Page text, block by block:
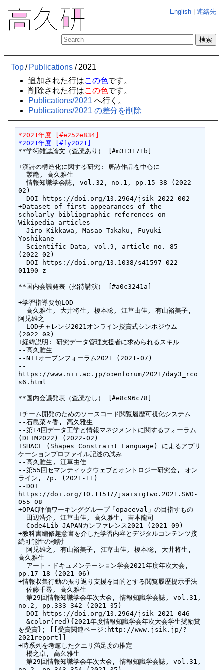
English |連絡先
Top/ Publications / 2021
追加された行はこの色です。
削除された行はこの色です。
Publications/2021 へ行く。
Publications/2021 の差分を削除
*2021年度 [#e252e834]
*2021年度 [#fy2021]
**学術雑誌論文（査読あり） [#m313171b]
+漢詩の構造化に関する研究: 唐詩作品を中心に
--叢艶, 高久雅生
--情報知識学会誌, vol.32, no.1, pp.15-38 (2022-
02)
--DOI https://doi.org/10.2964/jsik_2022_002
+Dataset of first appearances of the
scholarly bibliographic references on
Wikipedia articles
--Jiro Kikkawa, Masao Takaku, Fuyuki
Yoshikane
--Scientific Data, vol.9, article no. 85
(2022-02)
--DOI https://doi.org/10.1038/s41597-022-
01190-z
**国内会議発表（招待講演） [#a0c3241a]
+学習指導要領LOD
--高久雅生, 大井将生, 榎本聡, 江草由佳, 有山裕美子,
阿児雄之
--LODチャレンジ2021オンライン授賞式シンポジウム
(2022-03)
+経緯説明: 研究データ管理支援者に求められるスキル
--高久雅生
--NIIオープンフォーラム2021 (2021-07)
--
https://www.nii.ac.jp/openforum/2021/day3_rco
s6.html
**国内会議発表（査読なし） [#e8c96c78]
+チーム開発のためのソースコード閲覧履歴可視化システム
--石島菜々香, 高久雅生
--第14回データ工学と情報マネジメントに関するフォーラム
(DEIM2022) (2022-02)
+SHACL (Shapes Constraint Language) によるアプリ
ケーションプロファイル記述の試み
--高久雅生, 江草由佳
--第55回セマンティックウェブとオントロジー研究会, オン
ライン, 7p. (2021-11)
--DOI
https://doi.org/10.11517/jsaisigtwo.2021.SWO-
055_08
+OPAC評価ワーキンググループ「opaceval」の目指すもの
--田辺浩介, 江草由佳, 高久雅生, 吉本龍司
--Code4Lib JAPANカンファレンス2021 (2021-09)
+教科書編修趣意書を介した学習内容とデジタルコンテンツ接
続可能性の検討
--阿児雄之, 有山裕美子, 江草由佳, 榎本聡, 大井将生,
高久雅生
--アート・ドキュメンテーション学会2021年度年次大会,
pp.17-18 (2021-06)
+情報収集行動の振り返り支援を目的とする閲覧履歴提示手法
--佐藤千尋, 高久雅生
--第29回情報知識学会年次大会, 情報知識学会誌, vol.31,
no.2, pp.333-342 (2021-05)
--DOI https://doi.org/10.2964/jsik_2021_046
--&color(red){2021年度情報知識学会年次大会学生奨励賞
を受賞}; [[受賞関連ページ:http://www.jsik.jp/?
2021report]]
+時系列を考慮したクエリ満足度の推定
--楊之卓, 高久雅生
--第29回情報知識学会年次大会, 情報知識学会誌, vol.31,